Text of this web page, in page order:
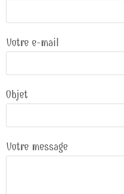
Votre e-mail
Objet
Votre message